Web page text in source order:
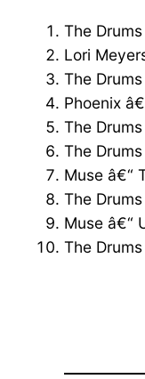
The
Lori
The
Phoenix
The
The
Muse â€“
The
Muse â€“
The